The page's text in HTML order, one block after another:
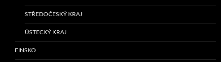
STŘEDOČESKÝ KRAJ
ÚSTECKÝ KRAJ
FINSKO